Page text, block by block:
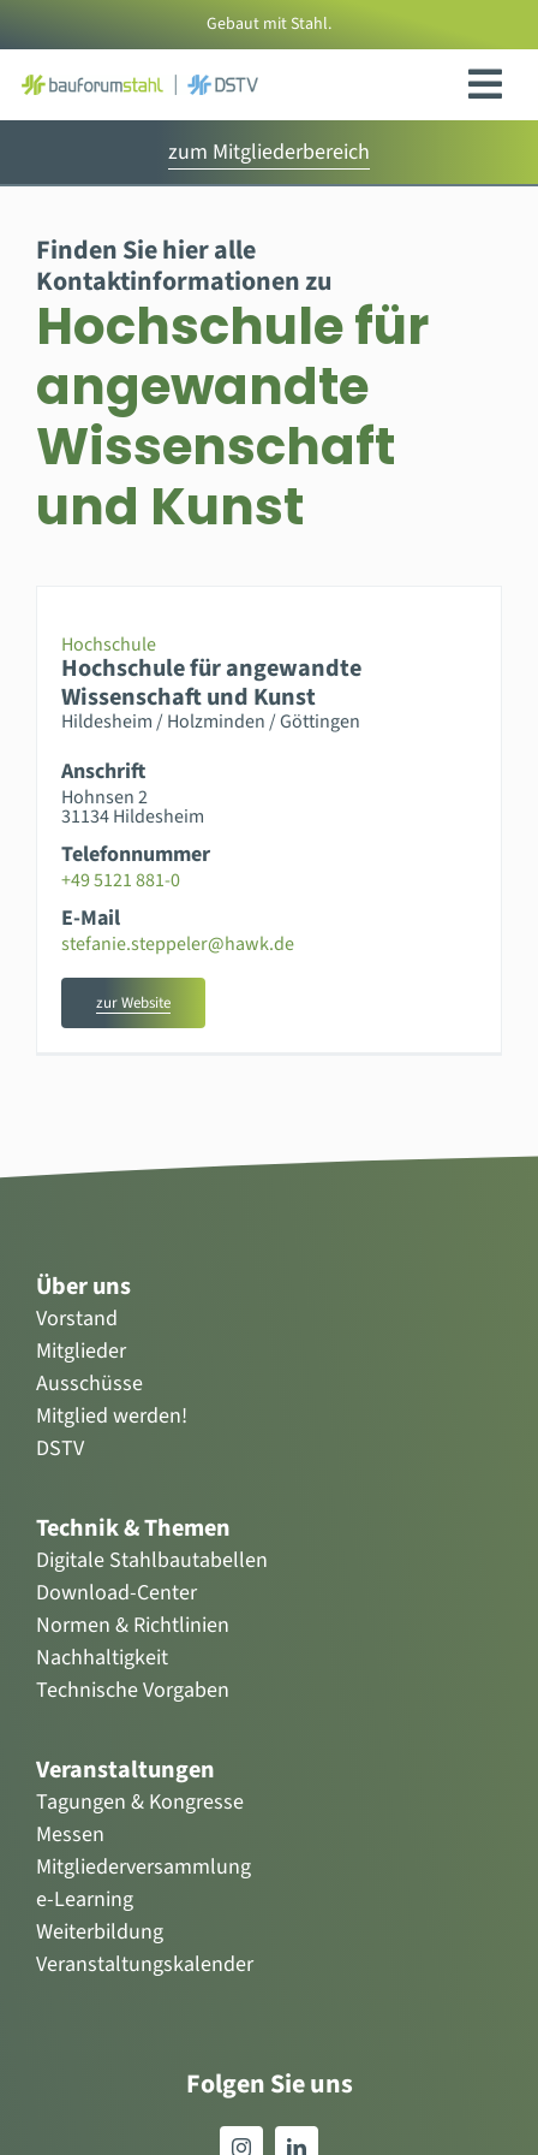
Inhalt
springen
Gebaut mit Stahl.
zum Mitgliederbereich
Finden Sie hier alle
Kontaktinformationen zu
Hochschule für
angewandte
Wissenschaft
und Kunst
Hochschule
Hochschule für angewandte
Wissenschaft und Kunst
Hildesheim / Holzminden / Göttingen
Anschrift
Hohnsen 2
31134 Hildesheim
Telefonnummer
+49 5121 881-0
E-Mail
stefanie.steppeler@hawk.de
zur Website
Über uns
Vorstand
Mitglieder
Ausschüsse
Mitglied werden!
DSTV
Technik & Themen
Digitale Stahlbautabellen
Download-Center
Normen & Richtlinien
Nachhaltigkeit
Technische Vorgaben
Veranstaltungen
Tagungen & Kongresse
Messen
Mitgliederversammlung
e-Learning
Weiterbildung
Veranstaltungskalender
Folgen Sie uns